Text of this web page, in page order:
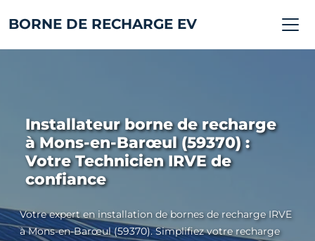
BORNE DE RECHARGE EV
Installateur borne de recharge
à Mons-en-Barœul (59370) :
Votre Technicien IRVE de
confiance
Votre expert en installation de bornes de recharge IRVE
à Mons-en-Barœul (59370). Simplifiez votre recharge